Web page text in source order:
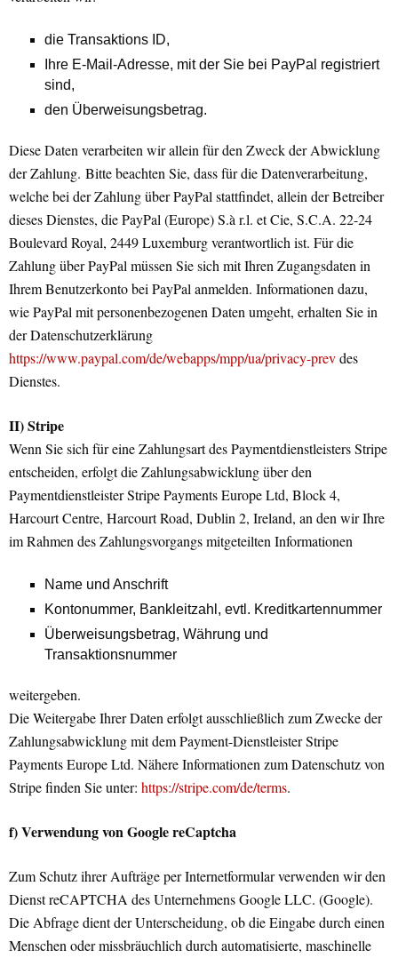
die Transaktions ID,
Ihre E-Mail-Adresse, mit der Sie bei PayPal registriert
sind,
den Überweisungsbetrag.
Diese Daten verarbeiten wir allein für den Zweck der Abwicklung
der Zahlung. Bitte beachten Sie, dass für die Datenverarbeitung,
welche bei der Zahlung über PayPal stattfindet, allein der Betreiber
dieses Dienstes, die PayPal (Europe) S.à r.l. et Cie, S.C.A. 22-24
Boulevard Royal, 2449 Luxemburg verantwortlich ist. Für die
Zahlung über PayPal müssen Sie sich mit Ihren Zugangsdaten in
Ihrem Benutzerkonto bei PayPal anmelden. Informationen dazu,
wie PayPal mit personenbezogenen Daten umgeht, erhalten Sie in
der Datenschutzerklärung
https://www.paypal.com/de/webapps/mpp/ua/privacy-prevdes
Dienstes.
II) Stripe
Wenn Sie sich für eine Zahlungsart des Paymentdienstleisters Stripe
entscheiden, erfolgt die Zahlungsabwicklung über den
Paymentdienstleister Stripe Payments Europe Ltd, Block 4,
Harcourt Centre, Harcourt Road, Dublin 2, Ireland, an den wir Ihre
im Rahmen des Zahlungsvorgangs mitgeteilten Informationen
Name und Anschrift
Kontonummer, Bankleitzahl, evtl. Kreditkartennummer
Überweisungsbetrag, Währung und
Transaktionsnummer
weitergeben.
Die Weitergabe Ihrer Daten erfolgt ausschließlich zum Zwecke der
Zahlungsabwicklung mit dem Payment-Dienstleister Stripe
Payments Europe Ltd. Nähere Informationen zum Datenschutz von
Stripe finden Sie unter: https://stripe.com/de/terms.
f) Verwendung von Google reCaptcha
Zum Schutz ihrer Aufträge per Internetformular verwenden wir den
Dienst reCAPTCHA des Unternehmens Google LLC. (Google).
Die Abfrage dient der Unterscheidung, ob die Eingabe durch einen
Menschen oder missbräuchlich durch automatisierte, maschinelle